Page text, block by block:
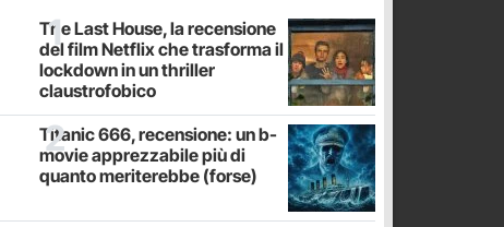
The Last House, la recensione
del film Netflix che trasforma il
lockdown in un thriller
claustrofobico
Titanic 666, recensione: un b-
movie apprezzabile più di
quanto meriterebbe (forse)